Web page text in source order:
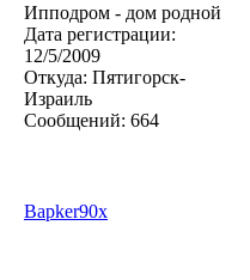
Ипподром - дом родной
Дата регистрации:
12/5/2009
Откуда: Пятигорск-
Израиль
Сообщений: 664
Bapker90x